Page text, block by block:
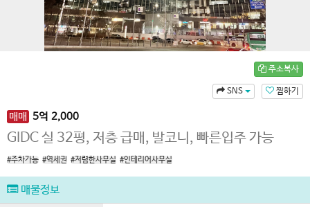
주소복사
찜하기
SNS
매매 5억 2,000
GIDC 실 32평, 저층 급매, 발코니, 빠른입주 가능
#주차가능 #역세권 #저렴한사무실 #인테리어사무실
매물정보